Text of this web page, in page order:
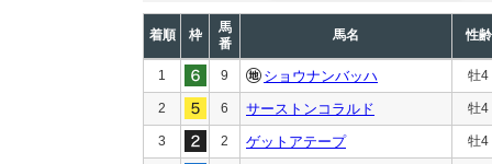
着順 枠
馬
番
馬名 性齢
1 9 ショウナンバッハ 牡4
2 6 サーストンコラルド 牡4
3 2 ゲットアテープ 牡4